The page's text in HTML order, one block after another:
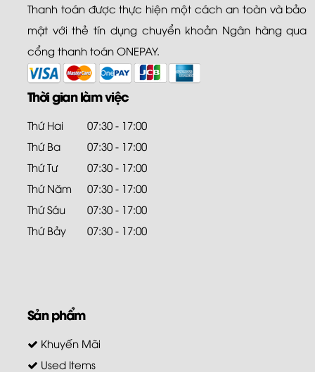
Thanh toán được thực hiện một cách an toàn và bảo
mật với thẻ tín dụng chuyển khoản Ngân hàng qua
cổng thanh toán ONEPAY.
Thời gian làm việc
Thứ Hai
07:30 - 17:00
Thứ Ba
07:30 - 17:00
Thứ Tư
07:30 - 17:00
Thứ Năm
07:30 - 17:00
Thứ Sáu
07:30 - 17:00
Thứ Bảy
07:30 - 17:00
Sản phẩm
Khuyến Mãi
Used Items